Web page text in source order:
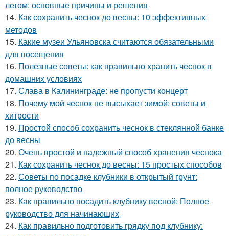
летом: основные причины и решения
14. Как сохранить чеснок до весны: 10 эффективных
методов
15. Какие музеи Ульяновска считаются обязательными
для посещения
16. Полезные советы: как правильно хранить чеснок в
домашних условиях
17. Слава в Калининграде: не пропусти концерт
18. Почему мой чеснок не высыхает зимой: советы и
хитрости
19. Простой способ сохранить чеснок в стеклянной банке
до весны
20. Очень простой и надежный способ хранения чеснока
21. Как сохранить чеснок до весны: 15 простых способов
22. Советы по посадке клубники в открытый грунт:
полное руководство
23. Как правильно посадить клубнику весной: Полное
руководство для начинающих
24. Как правильно подготовить грядку под клубнику: